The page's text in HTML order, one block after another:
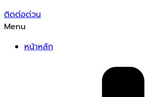
ติดต่อด่วน
Menu
หน้าหลัก